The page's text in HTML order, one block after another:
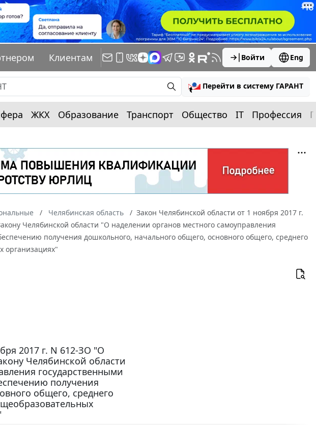
Клиентам Войти Eng
Перейти в систему ГАРАНТ
ЖКХ Образование Транспорт Общество IT Профессия
Челябинская область
Закон Челябинской области от 1 ноября 2017 г.
Челябинской области "О наделении органов местного самоуправления
получения дошкольного, начального общего, основного общего, среднего
организациях"
2017 г. N 612-ЗО "О
Челябинской области
государственными
получения
общего, среднего